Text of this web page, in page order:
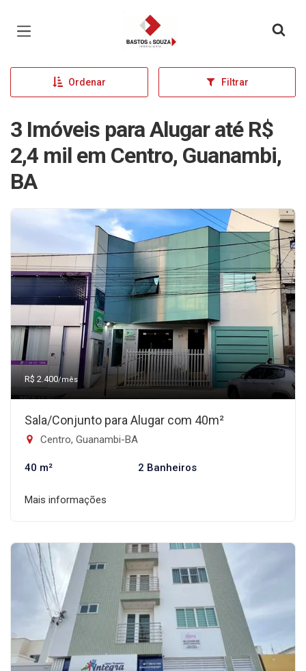
Página inicial
Ordenar Filtrar
3 Imóveis para Alugar até R$
2,4 mil em Centro, Guanambi,
BA
R$ 2.400/mês
Sala/Conjunto para Alugar com 40m²
Centro, Guanambi-BA
40 m² 2 Banheiros
Mais informações